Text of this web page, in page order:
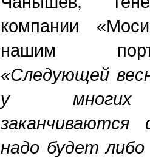
компании
нашим
«Следующей
у многих
надо будет